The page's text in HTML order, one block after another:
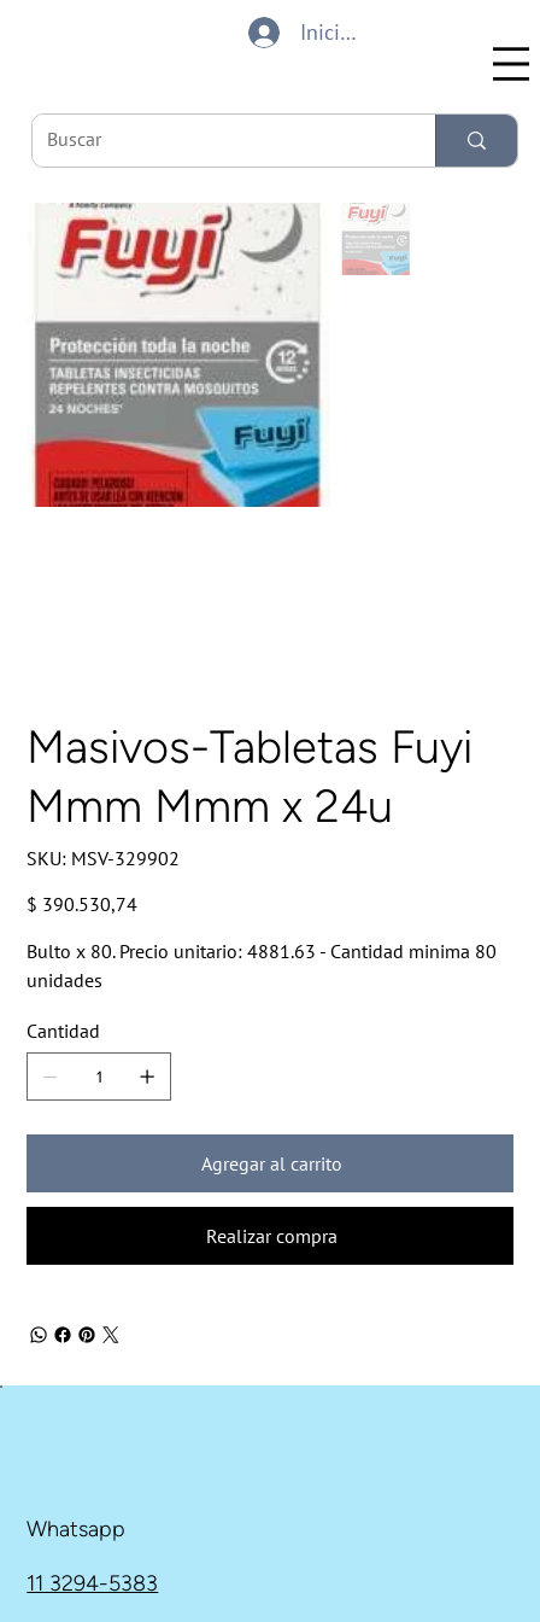
Iniciar sesión
Masivos-Tabletas Fuyi
Mmm Mmm x 24u
SKU: SKU
MSV-
MSV-329902
Precio
$ 390.530,74
Bulto x 80. Precio unitario: 4881.63 - Cantidad minima 80
unidades
Cantidad
Agregar al carrito
Realizar compra
Whatsapp
11 3294-5383